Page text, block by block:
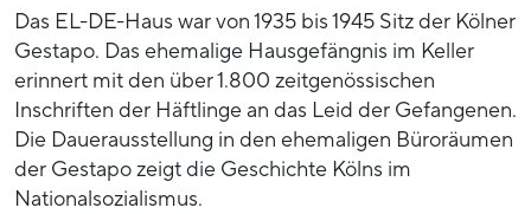
Das EL-DE-Haus war von 1935 bis 1945 Sitz der Kölner
Gestapo. Das ehemalige Hausgefängnis im Keller
erinnert mit den über 1.800 zeitgenössischen
Inschriften der Häftlinge an das Leid der Gefangenen.
Die Dauerausstellung in den ehemaligen Büroräumen
der Gestapo zeigt die Geschichte Kölns im
Nationalsozialismus.